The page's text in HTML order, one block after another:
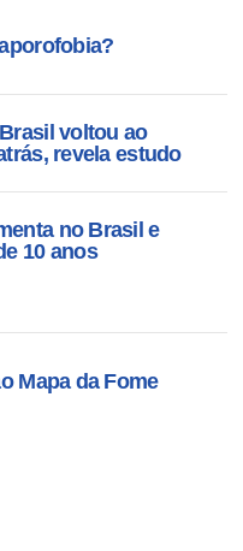
voltou ao
revela estudo
no Brasil e
10 anos
Mapa da Fome